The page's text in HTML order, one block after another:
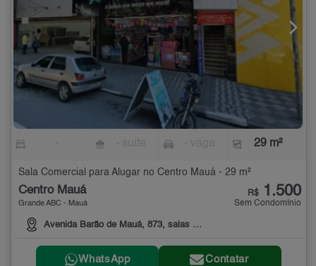
29 m²
Sala Comercial para Alugar no Centro Mauá - 29 m²
Centro Mauá
Grande ABC - Mauá
Avenida Barão de Mauá, 873, salas 01 e 02
R$ 1.500
Sem Condomínio
WhatsApp Contatar